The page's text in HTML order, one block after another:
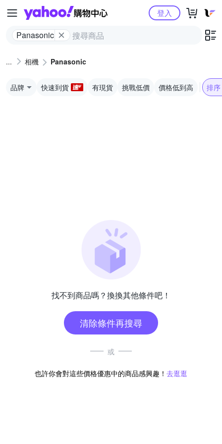
Yahoo購物中心
Panasonic
登入
相機 Panasonic
品牌 快速到貨 有現貨 挑戰低價 價格低到高 排序
找不到商品嗎？換換其他條件吧！
清除條件再搜尋
或
也許你會對這些價格優惠中的商品感興趣！ 去逛逛